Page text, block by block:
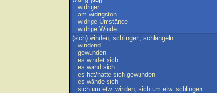
widriger
am widrigsten
widrige Umstände
widrige Winde
(sich) winden; schlingen; schlängeln
windend
gewunden
es windet sich
es wand sich
es hat/hatte sich gewunden
es wände sich
sich um etw. winden; sich um etw. schlingen